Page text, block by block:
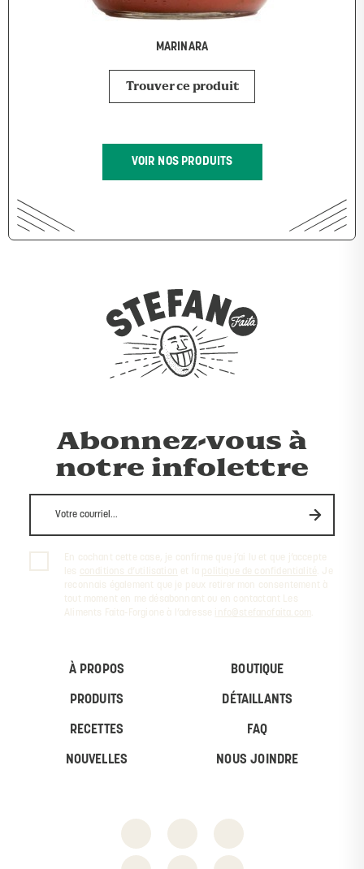
MARINARA
Trouver ce produit
VOIR NOS PRODUITS
À PROPOS BOUTIQUE
PRODUITS DÉTAILLANTS
RECETTES FAQ
NOUVELLES NOUS JOINDRE
Abonnez-vous à
notre infolettre
En cochant cette case, je confirme que j’ai lu et que j’accepte
les conditions d’utilisation et la politique de confidentialité
. Je
reconnais également que je peux retirer mon consentement à
tout moment en me désabonnant ou en contactant Les
Aliments Faita-Forgione à l’adresse
info@stefanofaita.com